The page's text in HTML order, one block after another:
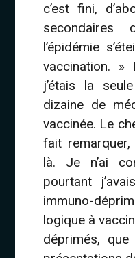
c’est fini,
l’épidémie
vaccination. »
j’étais la
dizaine de
vaccinée. Le
fait
là. Je n’ai
pourtant
immuno-
logique à
déprimés,